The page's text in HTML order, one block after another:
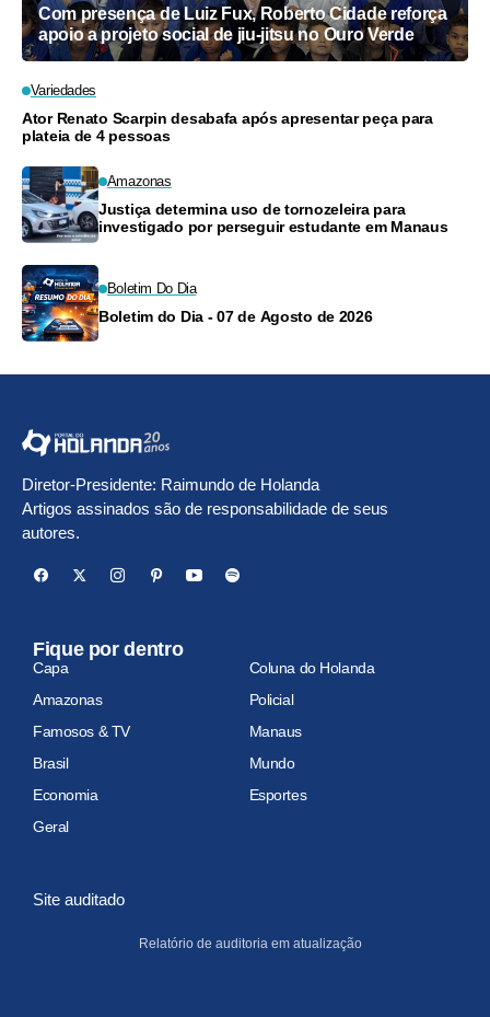
Com presença de Luiz Fux, Roberto Cidade reforça
apoio a projeto social de jiu-jitsu no Ouro Verde
Variedades
Ator Renato Scarpin desabafa após apresentar peça para
plateia de 4 pessoas
Amazonas
Justiça determina uso de tornozeleira para
investigado por perseguir estudante em Manaus
Boletim Do Dia
Boletim do Dia - 07 de Agosto de 2026
Diretor-Presidente: Raimundo de Holanda
Artigos assinados são de responsabilidade de seus
autores.
Fique por dentro
Capa
Coluna do Holanda
Amazonas
Policial
Famosos & TV
Manaus
Brasil
Mundo
Economia
Esportes
Geral
Site auditado
Relatório de auditoria em atualização